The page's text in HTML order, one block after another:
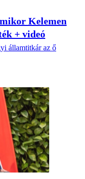
Kelemen
+ videó
államtitkár az ő